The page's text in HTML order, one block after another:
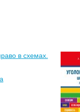
в схемах.